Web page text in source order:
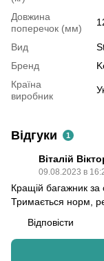
Довжина
поперечок (мм)
Вид
Бренд
Країна
виробник
Відгуки 1
Віталій
09.08.2023 в
Кращій багажник за
Тримається норм,
Відповісти